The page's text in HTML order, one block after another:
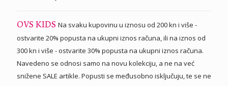
OVS KIDS Na svaku kupovinu u iznosu od 200 kn i više -
ostvarite 20% popusta na ukupni iznos računa, ili na iznos od
300 kn i više - ostvarite 30% popusta na ukupni iznos računa.
Navedeno se odnosi samo na novu kolekciju, a ne na već
snižene SALE artikle. Popusti se međusobno isključuju, te se ne